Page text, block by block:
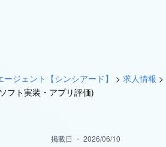
ジェント【シンシアード】 > 求人情報 >
フト実装・アプリ評価)
掲載日 ・ 2026/06/10